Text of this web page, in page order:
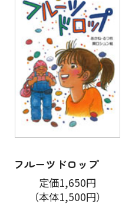
フルーツドロップ
定価1,650円
（本体1,500円）